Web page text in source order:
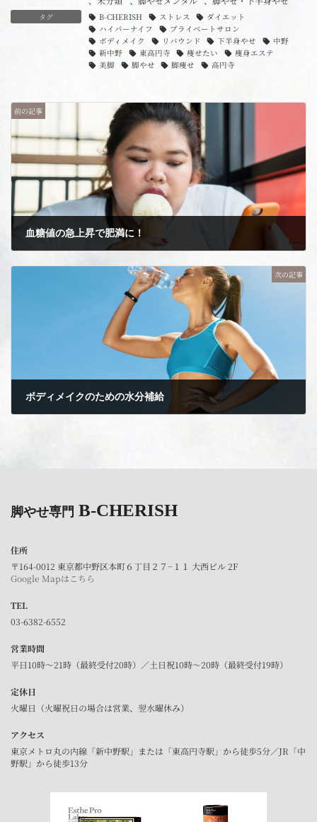
タグ B-CHERISH ストレス
ダイエット
ハイパーナイフ
プライベートサロン
ボディメイク
リバウンド 下半身やせ
中野
新中野
東高円寺 痩せたい
痩身エステ
美脚
脚やせ 脚痩せ 高円寺
前の記事
血糖値の急上昇で肥満に！
次の記事
ボディメイクのための水分補給
脚やせ専門 B-CHERISH
住所
〒164-0012 東京都中野区本町６丁目２７−１１ 大西ビル 2F
Google Mapはこちら
TEL
03-6382-6552
営業時間
平日10時～21時（最終受付20時）／土日祝10時～20時（最終受付19時）
定休日
火曜日（火曜祝日の場合は営業、翌水曜休み）
アクセス
東京メトロ丸の内線「新中野駅」または「東高円寺駅」から徒歩5分／JR「中
野駅」から徒歩13分